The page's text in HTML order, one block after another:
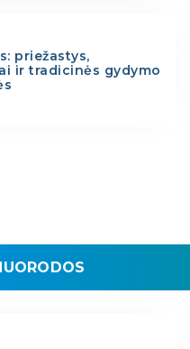
priežastys,
ir tradicinės gydymo